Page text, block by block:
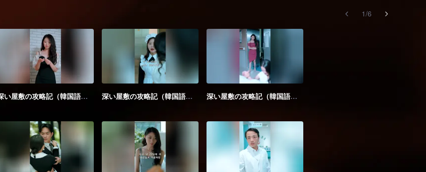
1/6
深い屋敷の攻略記（韓国語版）_第03話 深い屋敷の攻略記（韓国語版）_第04話 深い屋敷の攻略記（韓国語版）_第05話